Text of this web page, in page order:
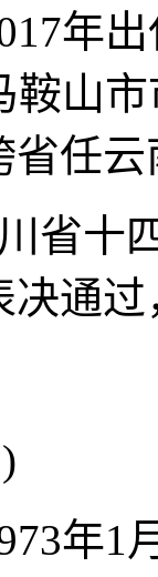
年
鞍山
省任
十四
决通
年1